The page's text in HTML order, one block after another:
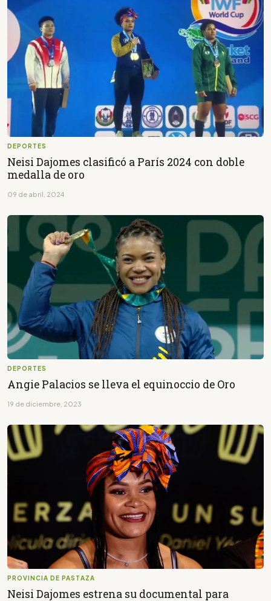
DEPORTES
Neisi Dajomes clasificó a París 2024 con doble
medalla de oro
09 de abril, 2024
DEPORTES
Angie Palacios se lleva el equinoccio de Oro
19 de diciembre, 2023
PROVINCIA DE PASTAZA
Neisi Dajomes estrena su documental para